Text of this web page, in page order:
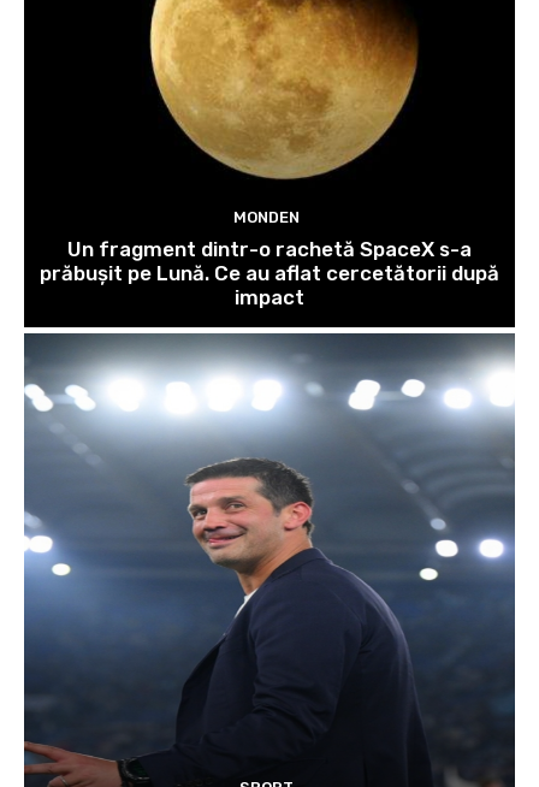
MONDEN
Un fragment dintr-o rachetă SpaceX s-a
prăbușit pe Lună. Ce au aflat cercetătorii după
impact